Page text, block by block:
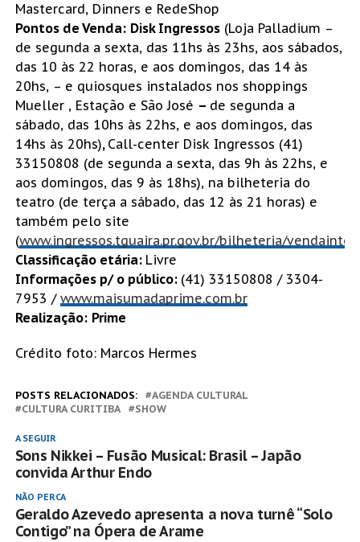
Mastercard, Dinners e RedeShop
Pontos de Venda: Disk Ingressos(Loja Palladium –
de segunda a sexta, das 11hs às 23hs, aos sábados,
das 10 às 22 horas, e aos domingos, das 14 às
20hs, – e quiosques instalados nos shoppings
Mueller , Estação e São José – de segunda a
sábado, das 10hs às 22hs, e aos domingos, das
14hs às 20hs), Call-center Disk Ingressos (41)
33150808 (de segunda a sexta, das 9h às 22hs, e
aos domingos, das 9 às 18hs), na bilheteria do
teatro (de terça a sábado, das 12 às 21 horas) e
também pelo site
(www.ingressos.tguaira.pr.gov.br/bilheteria/
Classificação etária: Livre
Informações p/ o público: (41) 33150808 / 3304-
7953 / www.maisumadaprime.com.br
Realização: Prime
Crédito foto: Marcos Hermes
POSTS RELACIONADOS:
AGENDA CULTURAL
CULTURA CURITIBA
SHOW
A SEGUIR
Sons Nikkei – Fusão Musical: Brasil – Japão
convida Arthur Endo
NÃO PERCA
Geraldo Azevedo apresenta a nova turnê “Solo
Contigo” na Ópera de Arame